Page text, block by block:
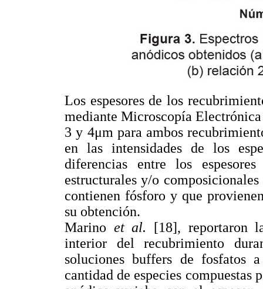
Los espesores de los
mediante Microscopía
3 y 4μm para ambos
en las intensidades de los
diferencias entre los
estructurales y/o
contienen fósforo y que
su obtención.
Marino et al. [18], reportaron
interior del recubrimiento
soluciones buffers de fosfatos
cantidad de especies